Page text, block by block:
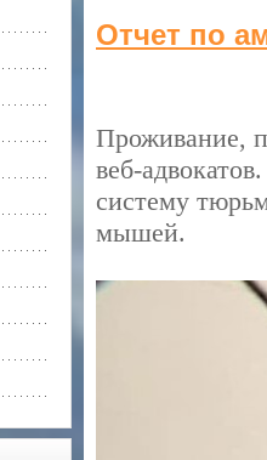
Отчет по
Проживание,
веб-
систему
мышей.